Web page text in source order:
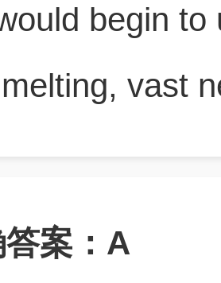
begin to
melting, vast
案：A